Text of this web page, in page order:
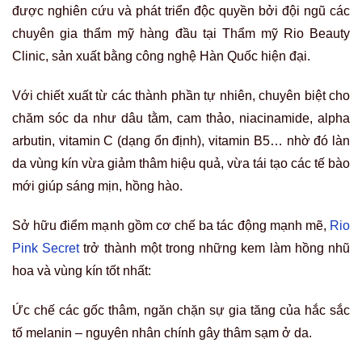
được nghiên cứu và phát triển độc quyền bởi đội ngũ các
chuyên gia thẩm mỹ hàng đầu tại Thẩm mỹ Rio Beauty
Clinic, sản xuất bằng công nghệ Hàn Quốc hiện đại.
Với chiết xuất từ các thành phần tự nhiên, chuyên biệt cho
chăm sóc da như dâu tằm, cam thảo, niacinamide, alpha
arbutin, vitamin C (dạng ổn định), vitamin B5… nhờ đó làn
da vùng kín vừa giảm thâm hiệu quả, vừa tái tạo các tế bào
mới giúp sáng mịn, hồng hào.
Sở hữu điểm mạnh gồm cơ chế ba tác động mạnh mẽ, Rio
Pink Secrettrở thành một trong những kem làm hồng nhũ
hoa và vùng kín tốt nhất:
Ức chế các gốc thâm, ngăn chặn sự gia tăng của hắc sắc
tố melanin – nguyên nhân chính gây thâm sạm ở da.